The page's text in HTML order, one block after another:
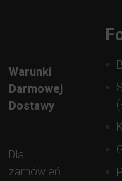
Warunki
Darmowej
Dostawy
Dla
zamówień